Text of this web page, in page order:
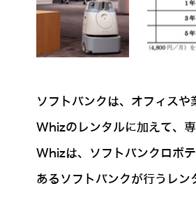
ソフトバンクは、オフィス
Whizのレンタルに加えて、
Whizは、ソフトバンクロボ
あるソフトバンクが行うレ